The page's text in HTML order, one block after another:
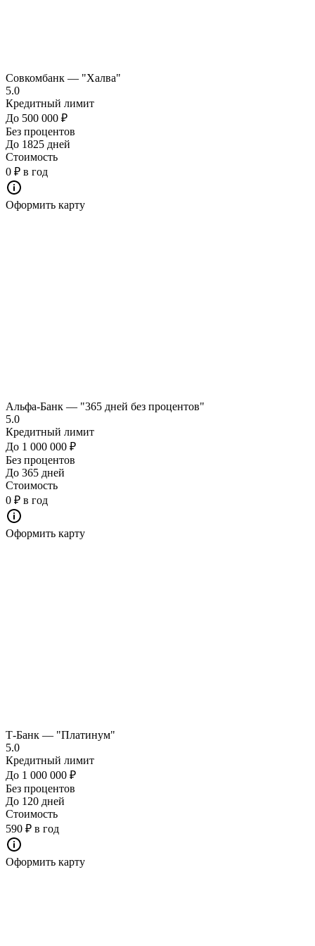
Совкомбанк — "Халва"
5.0
Кредитный лимит
До 500 000 ₽
Без процентов
До 1825 дней
Стоимость
0 ₽ в год
Оформить карту
Альфа-Банк — "365 дней без процентов"
5.0
Кредитный лимит
До 1 000 000 ₽
Без процентов
До 365 дней
Стоимость
0 ₽ в год
Оформить карту
Т-Банк — "Платинум"
5.0
Кредитный лимит
До 1 000 000 ₽
Без процентов
До 120 дней
Стоимость
590 ₽ в год
Оформить карту